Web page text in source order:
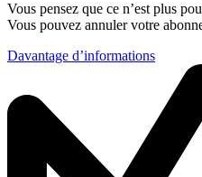
Vous pensez que ce n’est plus
Vous pouvez annuler votre
Davantage d’informations